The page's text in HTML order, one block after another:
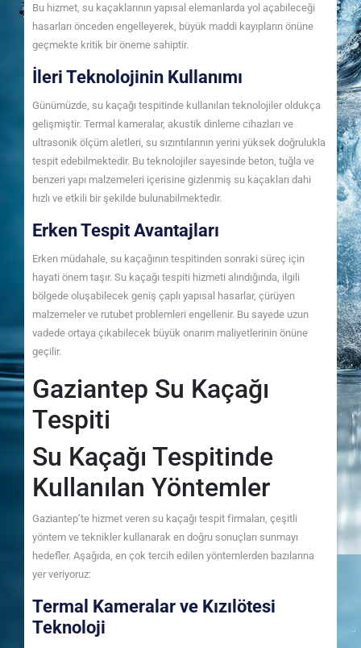
Bu hizmet, su kaçaklarının yapısal elemanlarda yol açabileceği
hasarları önceden engelleyerek, büyük maddi kayıpların önüne
geçmekte kritik bir öneme sahiptir.
İleri Teknolojinin Kullanımı
Günümüzde, su kaçağı tespitinde kullanılan teknolojiler oldukça
gelişmiştir. Termal kameralar, akustik dinleme cihazları ve
ultrasonik ölçüm aletleri, su sızıntılarının yerini yüksek doğrulukla
tespit edebilmektedir. Bu teknolojiler sayesinde beton, tuğla ve
benzeri yapı malzemeleri içerisine gizlenmiş su kaçakları dahi
hızlı ve etkili bir şekilde bulunabilmektedir.
Erken Tespit Avantajları
Erken müdahale, su kaçağının tespitinden sonraki süreç için
hayati önem taşır. Su kaçağı tespiti hizmeti alındığında, ilgili
bölgede oluşabilecek geniş çaplı yapısal hasarlar, çürüyen
malzemeler ve rutubet problemleri engellenir. Bu sayede uzun
vadede ortaya çıkabilecek büyük onarım maliyetlerinin önüne
geçilir.
Gaziantep Su Kaçağı
Tespiti
Su Kaçağı Tespitinde
Kullanılan Yöntemler
Gaziantep’te hizmet veren su kaçağı tespit firmaları, çeşitli
yöntem ve teknikler kullanarak en doğru sonuçları sunmayı
hedefler. Aşağıda, en çok tercih edilen yöntemlerden bazılarına
yer veriyoruz:
Termal Kameralar ve Kızılötesi
Teknoloji